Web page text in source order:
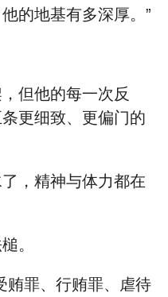
的地基有多深厚。”
但他的每一次反
更细致、更偏门的
，精神与体力都在
。
贿罪、行贿罪、虐待